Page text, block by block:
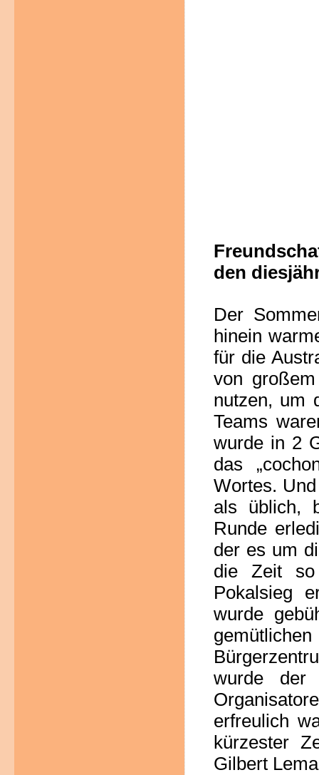
den
Der
hinein
für die
von
nutzen, um
Teams
wurde in 2
das
Wortes.
als üblich,
Runde
der es um
die Zeit so
Pokalsieg
wurde
wurde der
erfreulich
kürzester
Gilbert